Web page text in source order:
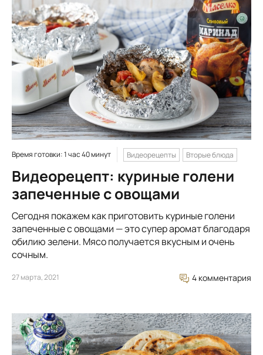
Время готовки: 1 час 40 минут Видеорецепты Вторые блюда
Видеорецепт: куриные голени
запеченные с овощами
Сегодня покажем как приготовить куриные голени
запеченные с овощами — это супер аромат благодаря
обилию зелени. Мясо получается вкусным и очень
сочным.
27 марта, 2021 4 комментария